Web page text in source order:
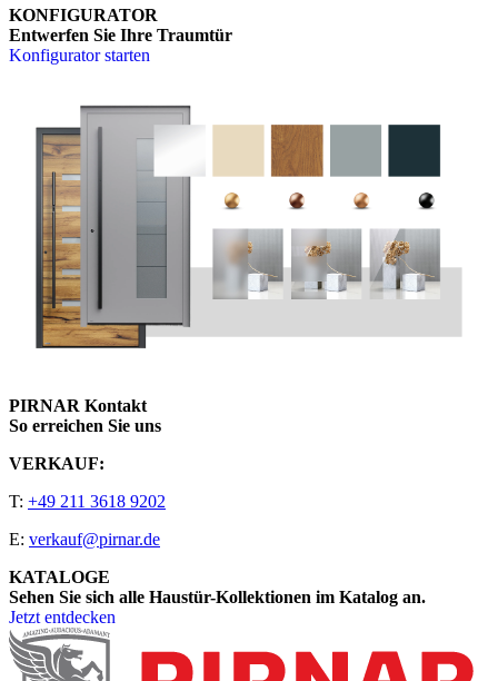
KONFIGURATOR
Entwerfen Sie Ihre Traumtür
Konfigurator starten
PIRNAR Kontakt
So erreichen Sie uns
VERKAUF:
T: +49 211 3618 9202
E: verkauf@pirnar.de
KATALOGE
Sehen Sie sich alle Haustür-Kollektionen im Katalog an.
Jetzt entdecken
Seitenfooter